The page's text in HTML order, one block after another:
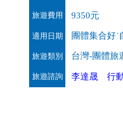
旅遊費用 9350元
適用日期 團體集合好
旅遊類別 台灣-團體旅
旅遊諮詢 李達晟 行動